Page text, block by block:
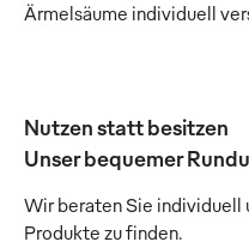
Ärmelsäume individuell
Nutzen statt besitzen
Unser bequemer
Wir beraten Sie individuell
Produkte zu finden.